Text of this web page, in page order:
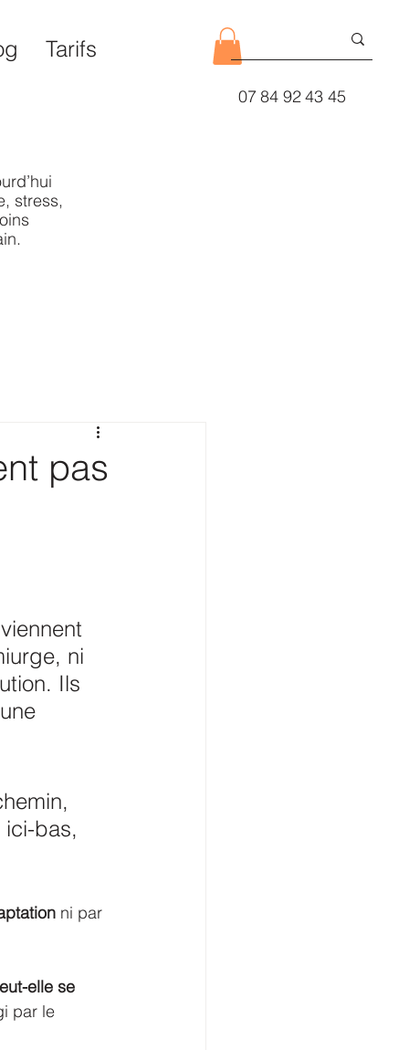
Tarifs
stress,
07 84 92 43 45
pas
ni
Ils
bas,
ni par
elle se
par le